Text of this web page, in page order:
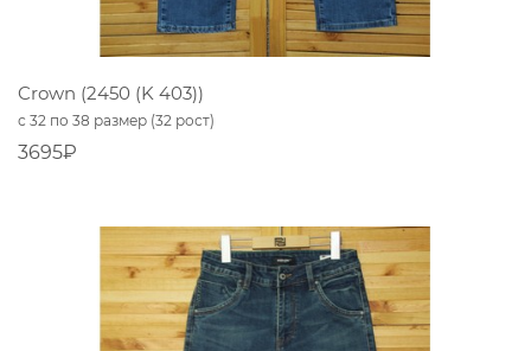
Crown (2450 (K 403))
с 32 по 38 размер (32 рост)
3695₽